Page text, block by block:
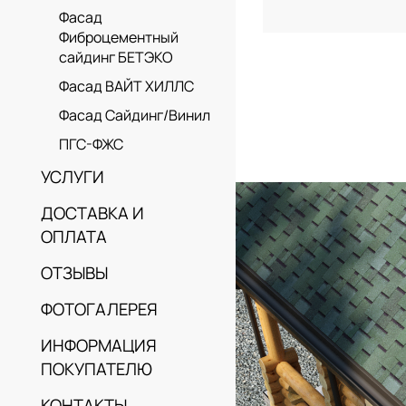
Фасад
Фиброцементный
сайдинг БЕТЭКО
Фасад ВАЙТ ХИЛЛС
Фасад Сайдинг/Винил
ПГС-ФЖС
УСЛУГИ
ДОСТАВКА И
ОПЛАТА
ОТЗЫВЫ
ФОТОГАЛЕРЕЯ
ИНФОРМАЦИЯ
ПОКУПАТЕЛЮ